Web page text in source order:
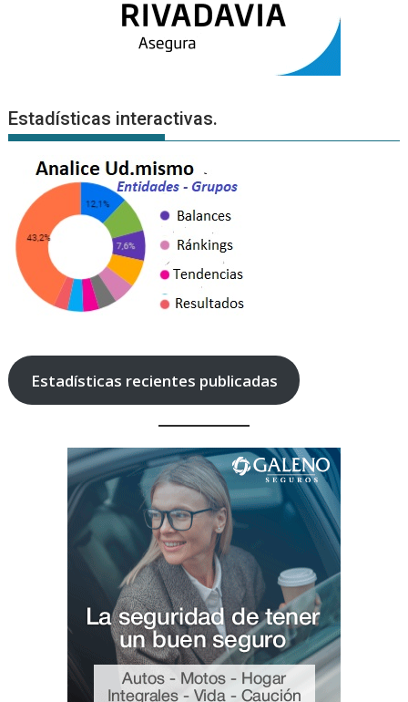
Estadísticas interactivas.
Estadísticas recientes publicadas